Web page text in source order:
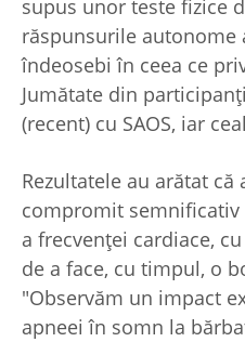
supus unor teste fizice
răspunsurile autonome
îndeosebi în ceea ce
Jumătate din
(recent) cu SAOS, iar
Rezultatele au arătat că
compromit semnificativ
a frecvenței cardiace,
de a face, cu timpul, o
"Observăm un impact
apneei în somn la